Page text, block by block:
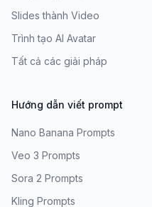
Slides thành Video
Trình tạo AI Avatar
Tất cả các giải pháp
Hướng dẫn viết prompt
Nano Banana Prompts
Veo 3 Prompts
Sora 2 Prompts
Kling Prompts